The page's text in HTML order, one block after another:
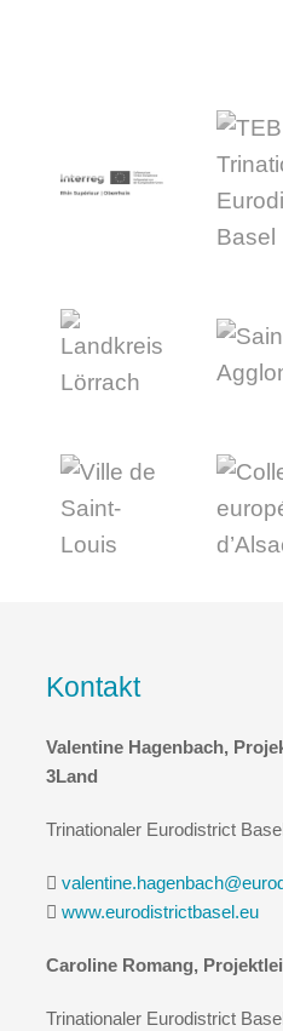
Kontakt
Valentine Hagenbach,
3Land
Trinationaler Eurodistrict
www.eurodistrictbasel.eu
Caroline Romang,
Trinationaler Eurodistrict